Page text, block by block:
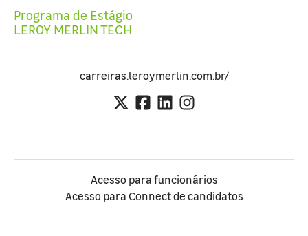
Programa de Estágio
LEROY MERLIN TECH
carreiras.leroymerlin.com.br/
Acesso para funcionários
Acesso para Connect de candidatos